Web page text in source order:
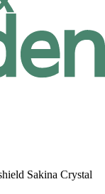
Sakina Crystal